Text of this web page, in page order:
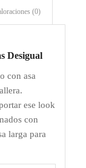
(0)
Desigual
con asa
ese look
con
larga para